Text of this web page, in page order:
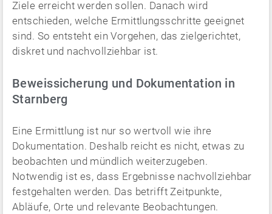
Ziele erreicht werden sollen. Danach wird
entschieden, welche Ermittlungsschritte geeignet
sind. So entsteht ein Vorgehen, das zielgerichtet,
diskret und nachvollziehbar ist.
Beweissicherung und Dokumentation in
Starnberg
Eine Ermittlung ist nur so wertvoll wie ihre
Dokumentation. Deshalb reicht es nicht, etwas zu
beobachten und mündlich weiterzugeben.
Notwendig ist es, dass Ergebnisse nachvollziehbar
festgehalten werden. Das betrifft Zeitpunkte,
Abläufe, Orte und relevante Beobachtungen.